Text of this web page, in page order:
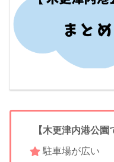
【木更津内港公園
駐車場が広い